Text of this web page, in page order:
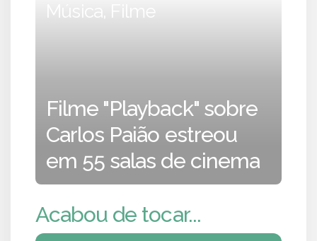
Música, Filme
Filme "Playback" sobre
Carlos Paião estreou
em 55 salas de cinema
Acabou de tocar...